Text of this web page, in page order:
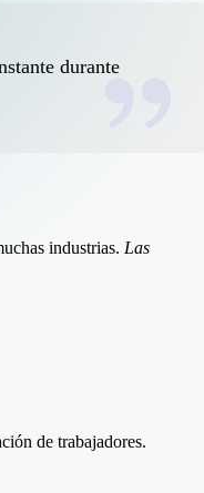
durante
industrias. Las
de trabajadores.